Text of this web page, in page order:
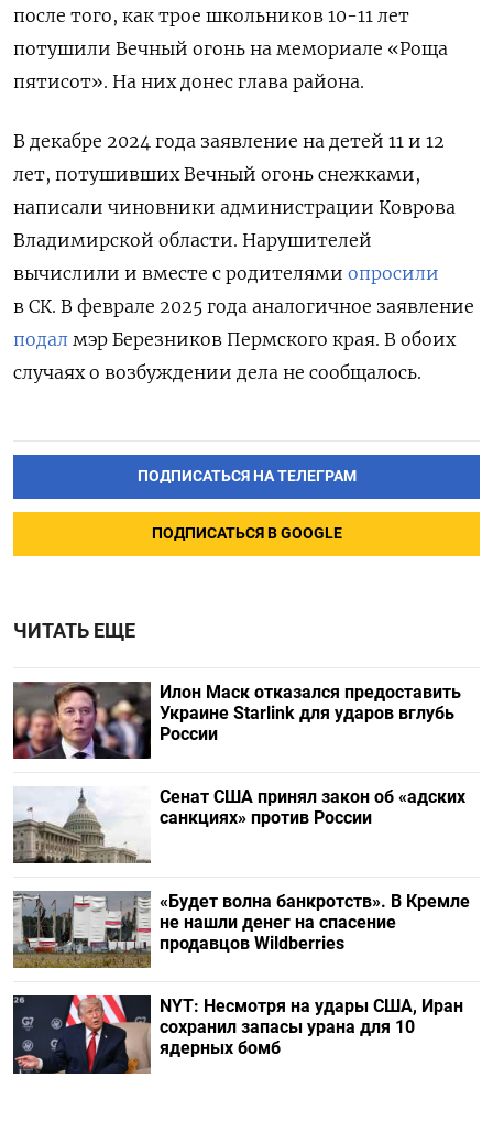
после того, как трое школьников 10-11 лет
потушили Вечный огонь на мемориале «Роща
пятисот». На них донес глава района.
В декабре 2024 года заявление на детей 11 и 12
лет, потушивших Вечный огонь снежками,
написали чиновники администрации Коврова
Владимирской области. Нарушителей
вычислили и вместе с родителями опросили
в СК. В феврале 2025 года аналогичное заявление
подал мэр Березников Пермского края. В обоих
случаях о возбуждении дела не сообщалось.
ПОДПИСАТЬСЯ НА ТЕЛЕГРАМ
ПОДПИСАТЬСЯ В GOOGLE
ЧИТАТЬ ЕЩЕ
Илон Маск отказался предоставить
Украине Starlink для ударов вглубь
России
Сенат США принял закон об «адских
санкциях» против России
«Будет волна банкротств». В Кремле
не нашли денег на спасение
продавцов Wildberries
NYT: Несмотря на удары США, Иран
сохранил запасы урана для 10
ядерных бомб